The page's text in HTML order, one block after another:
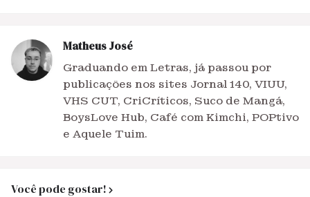
Matheus José
Graduando em Letras, já passou por
publicações nos sites Jornal 140, VIUU,
VHS CUT, CriCríticos, Suco de Mangá,
BoysLove Hub, Café com Kimchi, POPtivo
e Aquele Tuim.
Você pode gostar!